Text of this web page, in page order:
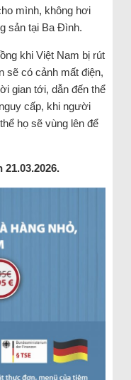
mình, không hơi
sản tại Ba Đình.
khi Việt Nam bị rút
sẽ có cảnh mất điện,
gian tới, dẫn đến thể
cấp, khi người
họ sẽ vùng lên để
21.03.2026.